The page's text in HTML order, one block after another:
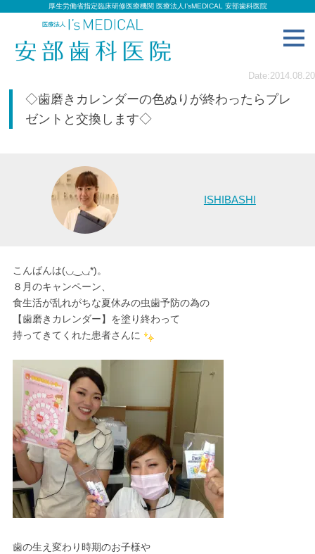
厚生労働省指定臨床研修医療機関 医療法人I’sMEDICAL 安部歯科医院
Date:2014.08.20
◇歯磨きカレンダーの色ぬりが終わったらプレ
ゼントと交換します◇
ISHIBASHI
こんばんは(◡‿◡ฺ*)。
８月のキャンペーン、
食生活が乱れがちな夏休みの虫歯予防の為の
【歯磨きカレンダー】を塗り終わって
持ってきてくれた患者さんに
歯の生え変わり時期のお子様や